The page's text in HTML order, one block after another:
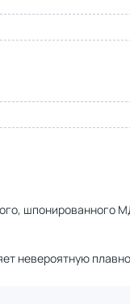
шпонированного
невероятную